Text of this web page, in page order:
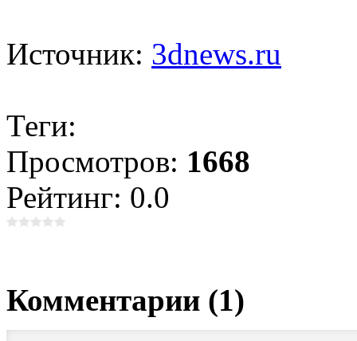
Источник: 3dnews.ru
Теги:
Просмотров: 1668
Рейтинг: 0.0
Комментарии (1)